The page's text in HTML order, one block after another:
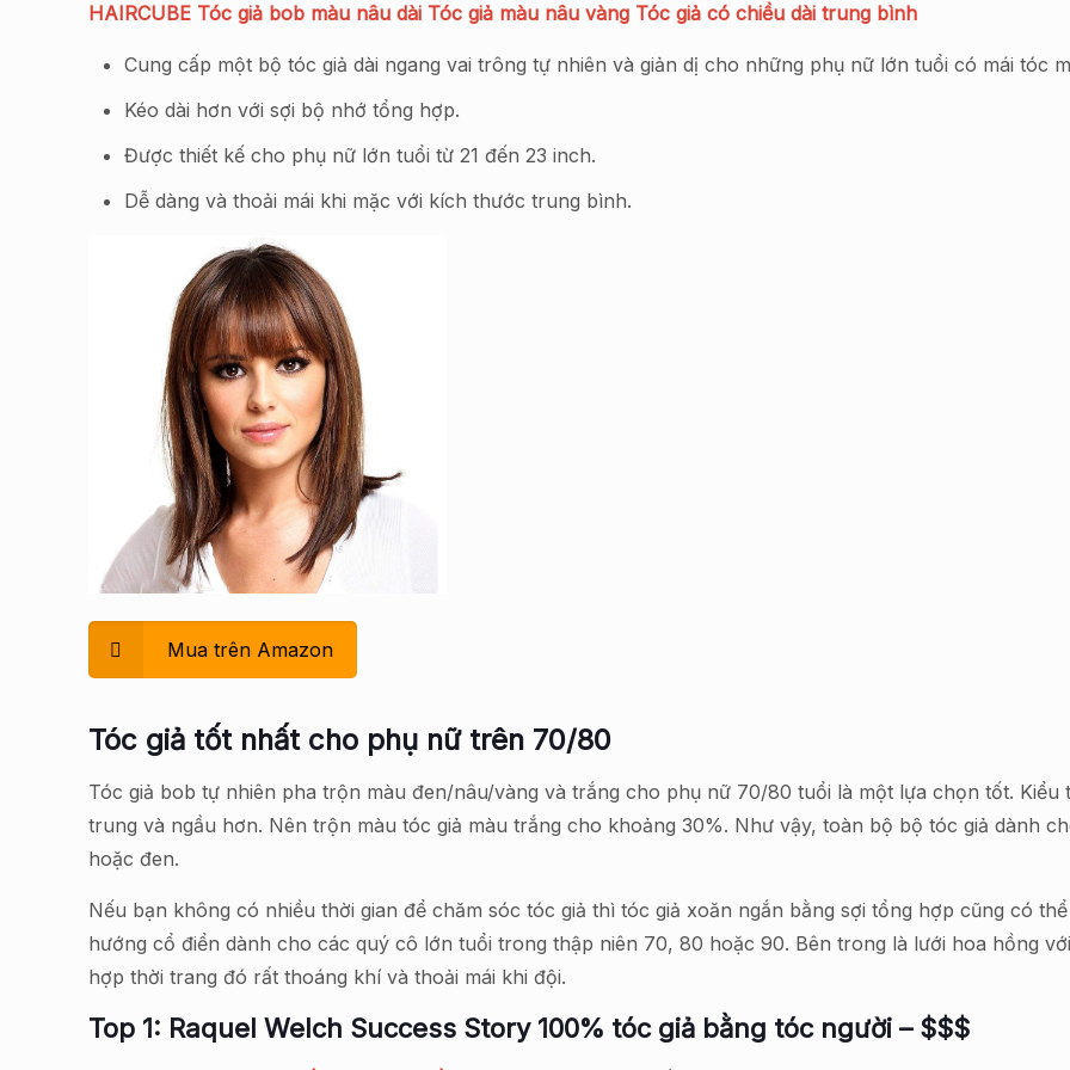
HAIRCUBE Tóc giả bob màu nâu dài Tóc giả màu nâu vàng Tóc giả có chiều dài trung bình
Cung cấp một bộ tóc giả dài ngang vai trông tự nhiên và giản dị cho những phụ nữ lớn tuổi có mái tóc
Kéo dài hơn với sợi bộ nhớ tổng hợp.
Được thiết kế cho phụ nữ lớn tuổi từ 21 đến 23 inch.
Dễ dàng và thoải mái khi mặc với kích thước trung bình.
Mua trên Amazon
Tóc giả tốt nhất cho phụ nữ trên 70/80
Tóc giả bob tự nhiên pha trộn màu đen/nâu/vàng và trắng cho phụ nữ 70/80 tuổi là một lựa chọn tốt.
trung và ngầu hơn. Nên trộn màu tóc giả màu trắng cho khoảng 30%. Như vậy, toàn bộ bộ tóc giả dành
hoặc đen.
Nếu bạn không có nhiều thời gian để chăm sóc tóc giả thì tóc giả xoăn ngắn bằng sợi tổng hợp cũng có
hướng cổ điển dành cho các quý cô lớn tuổi trong thập niên 70, 80 hoặc 90. Bên trong là lưới hoa hồng
hợp thời trang đó rất thoáng khí và thoải mái khi đội.
Top 1: Raquel Welch Success Story 100% tóc giả bằng tóc người – $$$